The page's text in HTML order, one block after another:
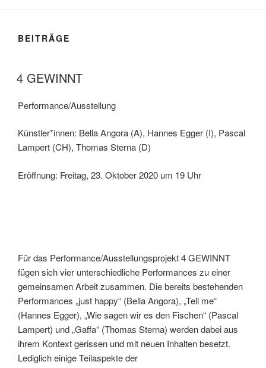
BEITRÄGE
VERÖFFENTLICHT
AM
4 GEWINNT
Performance/Ausstellung
Künstler*innen: Bella Angora (A), Hannes Egger (I), Pascal
Lampert (CH), Thomas Sterna (D)
Eröffnung: Freitag, 23. Oktober 2020 um 19 Uhr
Für das Performance/Ausstellungsprojekt 4 GEWINNT
fügen sich vier unterschiedliche Performances zu einer
gemeinsamen Arbeit zusammen. Die bereits bestehenden
Performances „just happy“ (Bella Angora), „Tell me“
(Hannes Egger), „Wie sagen wir es den Fischen“ (Pascal
Lampert) und „Gaffa“ (Thomas Sterna) werden dabei aus
ihrem Kontext gerissen und mit neuen Inhalten besetzt.
Lediglich einige Teilaspekte der